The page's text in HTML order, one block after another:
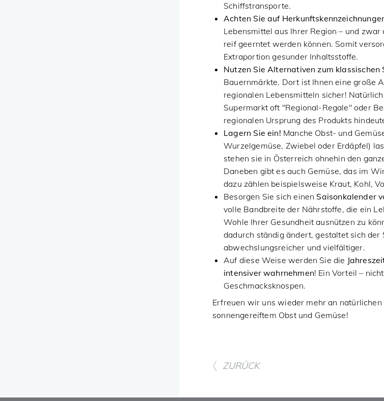
Schiffstransporte.
Achten Sie auf
Lebensmittel aus Ihrer Region – und
reif geerntet werden können. Somit
Extraportion gesunder Inhaltsstoffe.
Nutzen Sie Alternativen zum klassischen
Bauernmärkte. Dort ist Ihnen eine große
regionalen Lebensmitteln sicher!
Supermarkt oft "Regional-Regale" oder
regionalen Ursprung des Produkts
Lagern Sie ein! Manche Obst- und
Wurzelgemüse, Zwiebel oder Erdäpfel)
stehen sie in Österreich ohnehin den
Daneben gibt es auch Gemüse, das im
dazu zählen beispielsweise Kraut, Kohl,
Besorgen Sie sich einen Saisonkalender
volle Bandbreite der Nährstoffe, die ein
Wohle Ihrer Gesundheit ausnützen zu
dadurch ständig ändert, gestaltet sich der
abwechslungsreicher und vielfältiger.
Auf diese Weise werden Sie die
intensiver wahrnehmen! Ein Vorteil –
Geschmacksknospen.
Erfreuen wir uns wieder mehr an natürlichen
sonnengereiftem Obst und Gemüse!
ZURÜCK